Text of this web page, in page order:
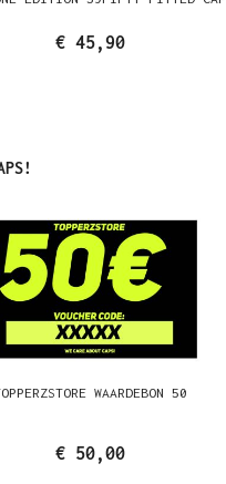
€ 45,90
WAARDEBON 50
€ 50,00